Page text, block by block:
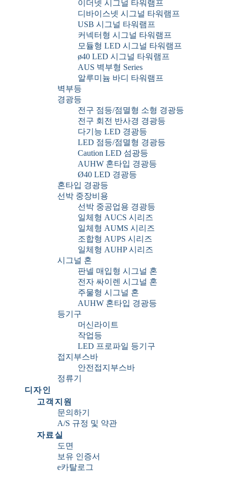
이더넷 시그널 타워램프
디바이스넷 시그널 타워램프
USB 시그널 타워램프
커넥터형 시그널 타워램프
모듈형 LED 시그널 타워램프
ø40 LED 시그널 타워램프
AUS 벽부형 Series
알루미늄 바디 타워램프
벽부등
경광등
전구 점등/점멸형 소형 경광등
전구 회전 반사경 경광등
다기능 LED 경광등
LED 점등/점멸형 경광등
Caution LED 섬광등
AUHW 혼타입 경광등
Ø40 LED 경광등
혼타입 경광등
선박 중장비용
선박 중공업용 경광등
일체형 AUCS 시리즈
일체형 AUMS 시리즈
조합형 AUPS 시리즈
일체형 AUHP 시리즈
시그널 혼
판넬 매입형 시그널 혼
전자 싸이렌 시그널 혼
주물형 시그널 혼
AUHW 혼타입 경광등
등기구
머신라이트
작업등
LED 프로파일 등기구
접지부스바
안전접지부스바
정류기
디자인
고객지원
문의하기
A/S 규정 및 약관
자료실
도면
보유 인증서
e카탈로그